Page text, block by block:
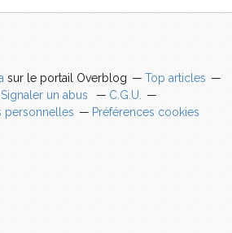
sur le portail Overblog
Top articles
Signaler un abus
C.G.U.
personnelles
Préférences cookies